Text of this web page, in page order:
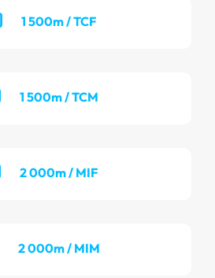
1 500m / TCF
1 500m / TCM
2 000m / MIF
2 000m / MIM